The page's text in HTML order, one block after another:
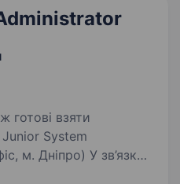
готові взяти
м. Дніпро) У зв’язку